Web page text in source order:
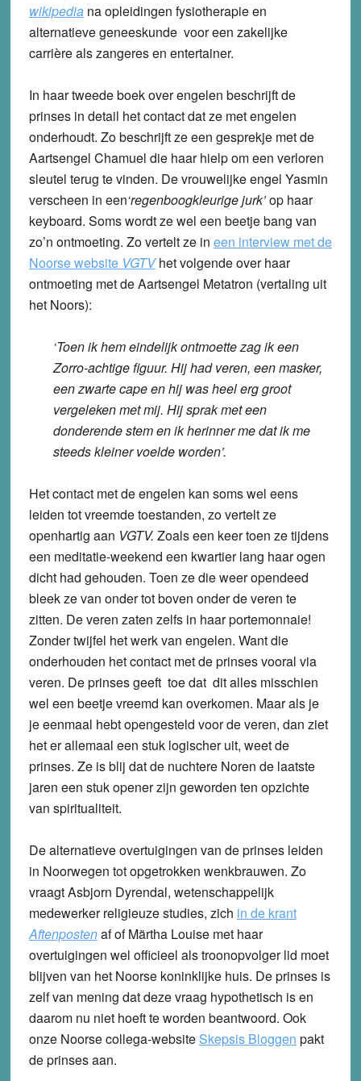
wikipediana opleidingen fysiotherapie en
alternatieve geneeskunde voor een zakelijke
carrière als zangeres en entertainer.
In haar tweede boek over engelen beschrijft de
prinses in detail het contact dat ze met engelen
onderhoudt. Zo beschrijft ze een gesprekje met de
Aartsengel Chamuel die haar hielp om een verloren
sleutel terug te vinden. De vrouwelijke engel Yasmin
verscheen in een‘regenboogkleurige jurk’op haar
keyboard. Soms wordt ze wel een beetje bang van
zo’n ontmoeting. Zo vertelt ze in een interview met de
Noorse website VGTV het volgende over haar
ontmoeting met de Aartsengel Metatron (vertaling uit
het Noors):
‘Toen ik hem eindelijk ontmoette zag ik een
Zorro-achtige figuur. Hij had veren, een masker,
een zwarte cape en hij was heel erg groot
vergeleken met mij. Hij sprak met een
donderende stem en ik herinner me dat ik me
steeds kleiner voelde worden’.
Het contact met de engelen kan soms wel eens
leiden tot vreemde toestanden, zo vertelt ze
openhartig aan VGTV. Zoals een keer toen ze tijdens
een meditatie-weekend een kwartier lang haar ogen
dicht had gehouden. Toen ze die weer opendeed
bleek ze van onder tot boven onder de veren te
zitten. De veren zaten zelfs in haar portemonnaie!
Zonder twijfel het werk van engelen. Want die
onderhouden het contact met de prinses vooral via
veren. De prinses geeft toe dat dit alles misschien
wel een beetje vreemd kan overkomen. Maar als je
je eenmaal hebt opengesteld voor de veren, dan ziet
het er allemaal een stuk logischer uit, weet de
prinses. Ze is blij dat de nuchtere Noren de laatste
jaren een stuk opener zijn geworden ten opzichte
van spiritualiteit.
De alternatieve overtuigingen van de prinses leiden
in Noorwegen tot opgetrokken wenkbrauwen. Zo
vraagt Asbjorn Dyrendal, wetenschappelijk
medewerker religieuze studies, zich in de krant
Aftenpostenaf of Märtha Louise met haar
overtuigingen wel officieel als troonopvolger lid moet
blijven van het Noorse koninklijke huis. De prinses is
zelf van mening dat deze vraag hypothetisch is en
daarom nu niet hoeft te worden beantwoord. Ook
onze Noorse collega-website Skepsis Bloggen pakt
de prinses aan.